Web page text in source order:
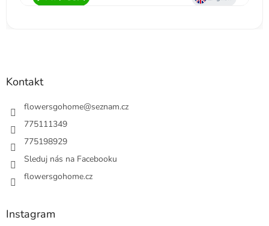
Kontakt
flowersgohome@seznam.cz
775111349
775198929
Sleduj nás na Facebooku
flowersgohome.cz
Instagram